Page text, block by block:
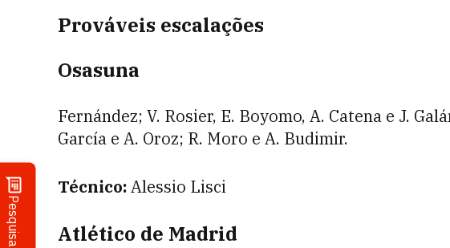
Pesquisa
Prováveis escalações
Osasuna
Fernández; V. Rosier, E. Boyomo, A. Catena e J.
García e A. Oroz; R. Moro e A. Budimir.
Técnico:Alessio Lisci
Atlético de Madrid